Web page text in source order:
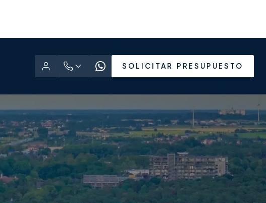
SOLICITAR PRESUPUESTO